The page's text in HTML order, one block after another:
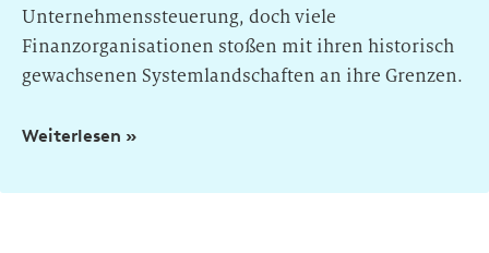
Unternehmenssteuerung, doch viele
Finanzorganisationen stoßen mit ihren historisch
gewachsenen Systemlandschaften an ihre Grenzen.
Weiterlesen »